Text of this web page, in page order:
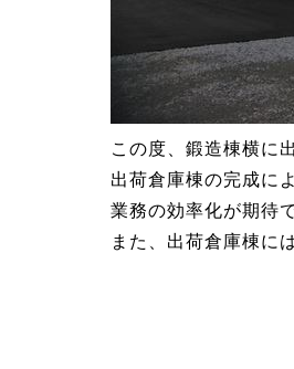
この度、鍛造棟横に
出荷倉庫棟の完成に
業務の効率化が期待
また、出荷倉庫棟に